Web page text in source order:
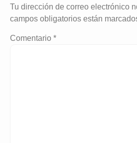
Tu dirección de correo electrónico
campos obligatorios están
Comentario *